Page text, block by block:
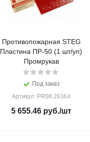
Противопожарная STEG
Пластина ПР-50 (1 шт/уп)
Промрукав
Под заказ
Артикул: PR08.26364
5 655.46руб./шт